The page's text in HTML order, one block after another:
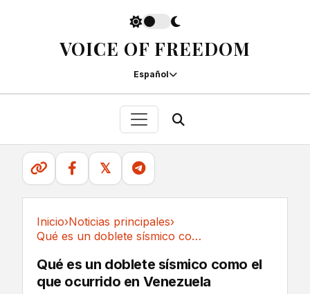
VOICE OF FREEDOM
Español
𝕏
Inicio›Noticias principales›
Qué es un doblete sísmico como el que ocurrido...
Qué es un doblete sísmico como el
que ocurrido en Venezuela